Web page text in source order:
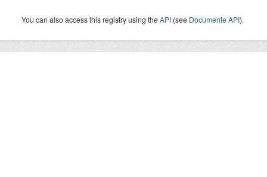
You can also access this registry using theAPI (see Documente API).